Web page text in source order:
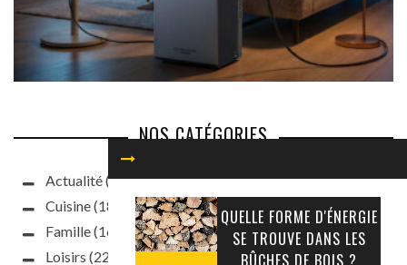
QUELLE FORME D'ÉNERGIE
SE TROUVE DANS LES
BÛCHES DE BOIS ?
NOS CATÉGORIES
Actualité(93)
Cuisine(187)
Famille(160)
Loisirs (220)